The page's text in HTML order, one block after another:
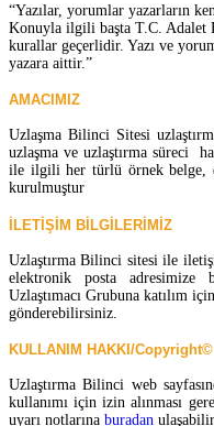
“Yazılar, yorumlar yazarların
Konuyla ilgili başta T.C. Adalet
kurallar geçerlidir. Yazı ve
yazara aittir.”
AMACIMIZ
Uzlaşma Bilinci Sitesi
uzlaşma ve uzlaştırma süreci
ile ilgili her türlü örnek belge,
kurulmuştur
İLETİŞİM BİLGİLERİMİZ
Uzlaştırma Bilinci sitesi ile
elektronik posta adresimize
Uzlaştımacı Grubuna katılım
gönderebilirsiniz.
KULLANIM HAKKI/Copyright©
Uzlaştırma Bilinci web
kullanımı için izin alınması
uyarı notlarına buradan